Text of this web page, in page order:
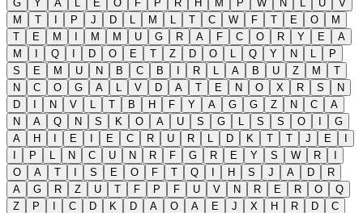
G
Y A L E O F P R H M P W N L U
V
M
T I P J D L M L T C W F T E O
M
T
E M I M M U G R A F C O R Y E
A
M
I Q I D O E T Z D O L Q Y N L
P
S
E M U N B C B I R L A B U Z M
T
N
C O G A L V D A T E N O X R S
N
D
I N V L T B H F Y A G G Z N C
A
N
A Q N S K O A U S G L S S O I
G
A
H I E I E C R U R L D K T T J E
I
I
P L N C U N R F G R E Y S W R
I
O
A T I S E O F T Q I H S J A D
R
A
G R Z U T F P F U V N R E R O
Q
Z
P I C D K D A O A E J X H R D
C